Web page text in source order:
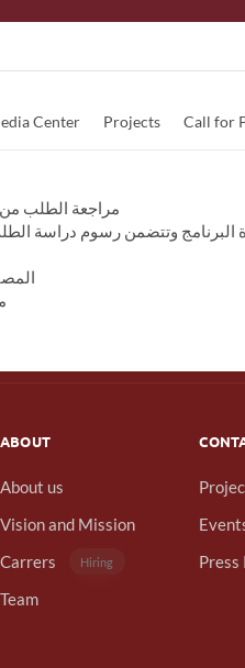
Center Projects Call for
مراجعة الطلب من
البرنامج وتتضمن رسوم دراسة
ABOUT
About us
Vision and Mission
Carrers
Hiring
Team
Press